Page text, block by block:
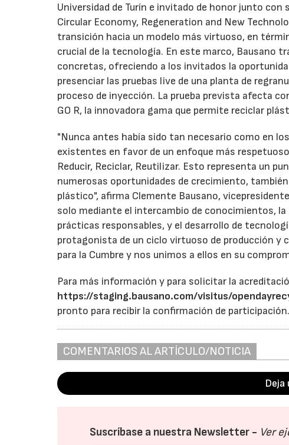
Universidad de Turín e invitado de honor junto
Circular Economy, Regeneration and New
transición hacia un modelo más virtuoso, en
crucial de la tecnología. En este marco, Bausano
concretas, ofreciendo a los invitados la
presenciar las pruebas live de una planta de
proceso de inyección. La prueba prevista afecta
GO R, la innovadora gama que permite reciclar
"Nunca antes había sido tan necesario como en
existentes en favor de un enfoque más
Reducir, Reciclar, Reutilizar. Esto representa un
numerosas oportunidades de crecimiento,
plástico", afirma Clemente Bausano,
solo mediante el intercambio de conocimientos,
prácticas responsables, y el desarrollo de
protagonista de un ciclo virtuoso de producción y
para la Cumbre y nos unimos a ellos en su
Para más información y para solicitar la
https://staging.bausano.com/visitus/
pronto para recibir la confirmación de participación.
COMENTARIOS AL ARTÍCULO/NOTICIA
Suscríbase a nuestra Newsletter - Ver